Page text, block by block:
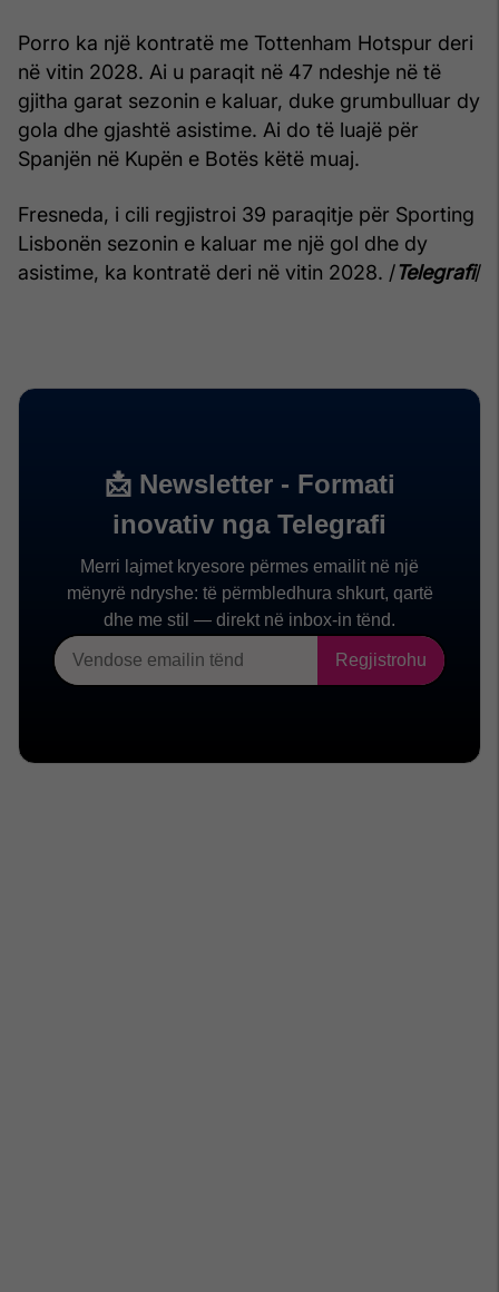
Porro ka një kontratë me Tottenham Hotspur deri
në vitin 2028. Ai u paraqit në 47 ndeshje në të
gjitha garat sezonin e kaluar, duke grumbulluar dy
gola dhe gjashtë asistime. Ai do të luajë për
Spanjën në Kupën e Botës këtë muaj.
Fresneda, i cili regjistroi 39 paraqitje për Sporting
Lisbonën sezonin e kaluar me një gol dhe dy
asistime, ka kontratë deri në vitin 2028. /Telegrafi/